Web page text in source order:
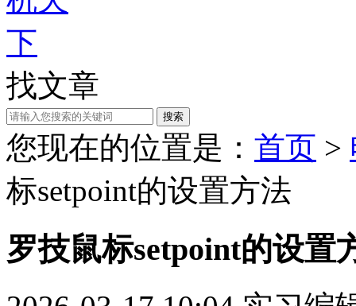
找文章
搜索
您现在的位置是： 首页 >
标setpoint的设置方法
罗技鼠标setpoint的设置